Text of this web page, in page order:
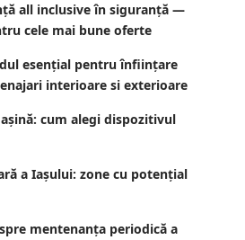
all inclusive în siguranță —
cele mai bune oferte
esențial pentru înființare
interioare si exterioare
cum alegi dispozitivul
a Iașului: zone cu potențial
mentenanța periodică a